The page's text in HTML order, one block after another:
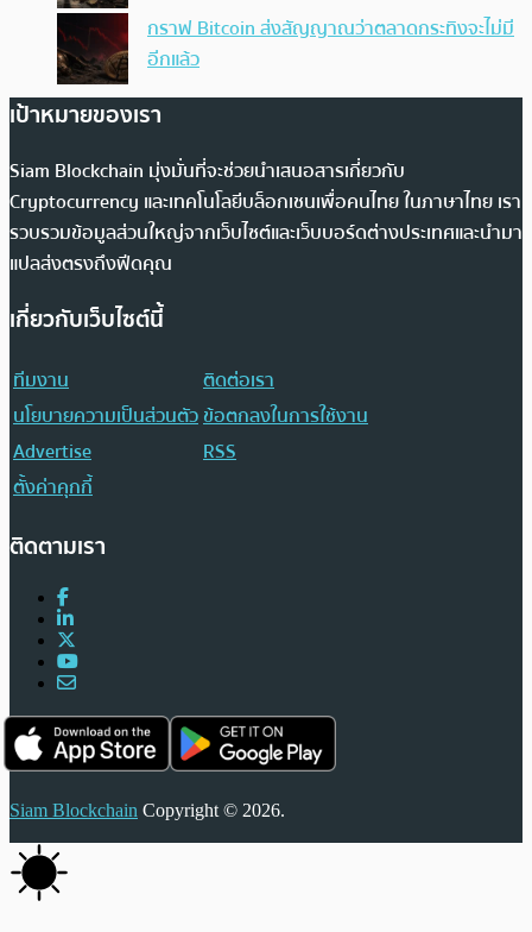
กราฟ Bitcoin ส่งสัญญาณว่าตลาดกระทิงจะไม่มี
อีกแล้ว
เป้าหมายของเรา
Siam Blockchain มุ่งมั่นที่จะช่วยนำเสนอสารเกี่ยวกับ
Cryptocurrency และเทคโนโลยีบล็อกเชนเพื่อคนไทย ในภาษาไทย เรา
รวบรวมข้อมูลส่วนใหญ่จากเว็บไซต์และเว็บบอร์ดต่างประเทศและนำมา
แปลส่งตรงถึงฟีดคุณ
เกี่ยวกับเว็บไซต์นี้
ทีมงาน
ติดต่อเรา
นโยบายความเป็นส่วนตัวข้อตกลงในการใช้งาน
Advertise
RSS
ตั้งค่าคุกกี้
ติดตามเรา
Siam Blockchain Copyright © 2026.